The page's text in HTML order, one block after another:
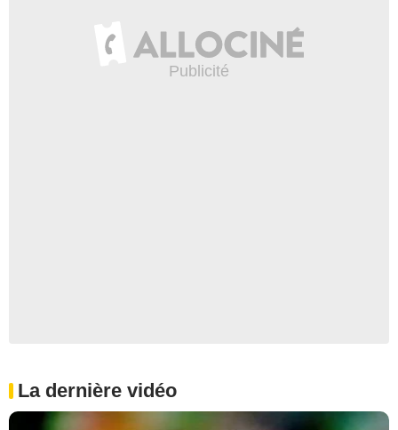
La dernière vidéo